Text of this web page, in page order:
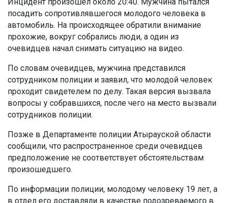
Инцидент произошел около 20:40. Мужчина пытался
посадить сопротивлявшегося молодого человека в
автомобиль. На происходящее обратили внимание
прохожие, вокруг собрались люди, а один из
очевидцев начал снимать ситуацию на видео.
По словам очевидцев, мужчина представился
сотрудником полиции и заявил, что молодой человек
проходит свидетелем по делу. Такая версия вызвала
вопросы у собравшихся, после чего на место вызвали
сотрудников полиции.
Позже в Департаменте полиции Атырауской области
сообщили, что распространенное среди очевидцев
предположение не соответствует обстоятельствам
произошедшего.
По информации полиции, молодому человеку 19 лет, а
в отдел его доставляли в качестве подозреваемого в